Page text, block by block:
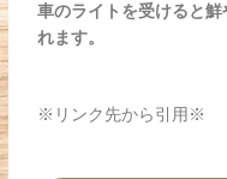
車のライトを受けると
れます。
※リンク先から引用※